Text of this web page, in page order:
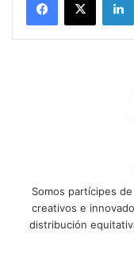
Somos partícipes
creativos e
distribución